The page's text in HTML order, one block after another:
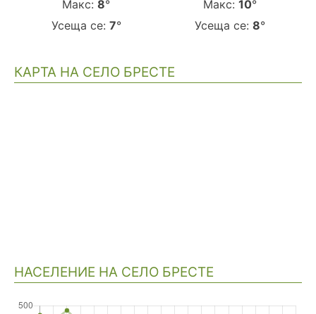
Макс: 8°
Усеща се: 7°
Макс: 10°
Усеща се: 8°
КАРТА НА СЕЛО БРЕСТЕ
НАСЕЛЕНИЕ НА СЕЛО БРЕСТЕ